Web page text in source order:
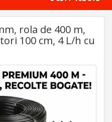
rola de 400 m,
100 cm, 4 L/h cu